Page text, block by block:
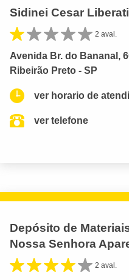
Sidinei Cesar
2 aval.
Avenida Br. do Bananal,
Ribeirão Preto - SP
ver horario de
ver telefone
Depósito de
Nossa Senhora
2 aval.